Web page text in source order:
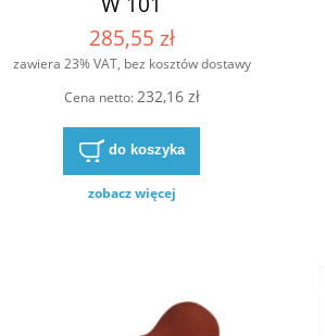
285,55 zł
zawiera 23% VAT, bez kosztów dostawy
Cena netto: 232,16 zł
do koszyka
zobacz więcej